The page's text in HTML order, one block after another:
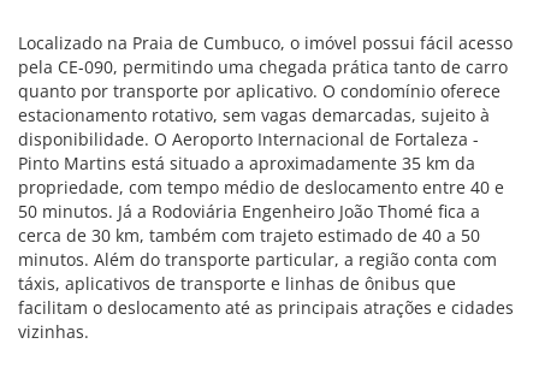
Localizado na Praia de Cumbuco, o imóvel possui fácil acesso
pela CE-090, permitindo uma chegada prática tanto de carro
quanto por transporte por aplicativo. O condomínio oferece
estacionamento rotativo, sem vagas demarcadas, sujeito à
disponibilidade. O Aeroporto Internacional de Fortaleza -
Pinto Martins está situado a aproximadamente 35 km da
propriedade, com tempo médio de deslocamento entre 40 e
50 minutos. Já a Rodoviária Engenheiro João Thomé fica a
cerca de 30 km, também com trajeto estimado de 40 a 50
minutos. Além do transporte particular, a região conta com
táxis, aplicativos de transporte e linhas de ônibus que
facilitam o deslocamento até as principais atrações e cidades
vizinhas.